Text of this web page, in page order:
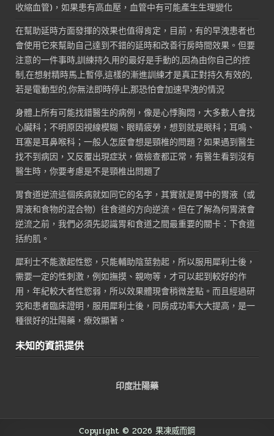
收縮血管)，如果患有高血壓，血管中有可能產生生理變化
在幫助延時方面發揮的效果也值得肯定，目前，有的早洩患者也
會使用它來幫助自己達到不錯的延時和改善行房時間效果。但要
注意的一件事時,訓練持久用的最好是手動的,因為由你自己的控
制,在想射精時馬上暫停,這樣的漸進訓練才是真正對持久有效的,
若是電動型的,你無法即時停止,那恐怕會加速早洩的情況
身體上所有可能找錯醫生的病例，像是心悸胸悶，大多數人會找
心臟科；不明原因視線模糊、眼睛疲勞，想到就是眼科；耳鳴、
耳塞是耳鼻喉科；一般人怎麼會想是頸椎的問題？如果遇到醫生
找不到病因，又反覆出現症狀，做檢查都正常，有醫生看到沒有
醫生時，你要考慮是不是頸椎出問題了
胃食道逆流這個疾病就如同它的名字，其實就是胃中的胃液（或
胃液和食物的混合物）往食道的方向逆流。但在了解為何胃液會
逆流之前，我們必須先認識胃和食道之間最重要的關卡：下食道
括約肌。
犀利士不能激起性慾，只能輔助陰莖勃起，所以服用犀利士後，
需要一定的性刺激，例如撫摸、親吻等，才可以起到較好的作
用，年紀較大者性慾弱，所以效果體現會稍微差點。而且經過研
究和患者臨床證明，服用犀利士後，同房成功率大大提高，是一
種很好的壯陽藥，療效顯著。
未知的資訊提供
印度壯陽藥
Copyright © 2026 果凍威而鋼